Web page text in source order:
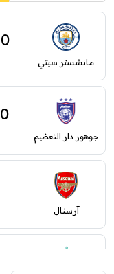
مانشستر سيتي
0
جوهور دار التعظيم
0
آرسنال